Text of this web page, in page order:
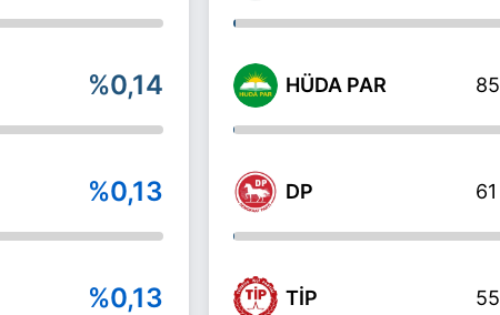
%0,14
%0,13
%0,13
HÜDA PAR 85
DP 61
TİP 55